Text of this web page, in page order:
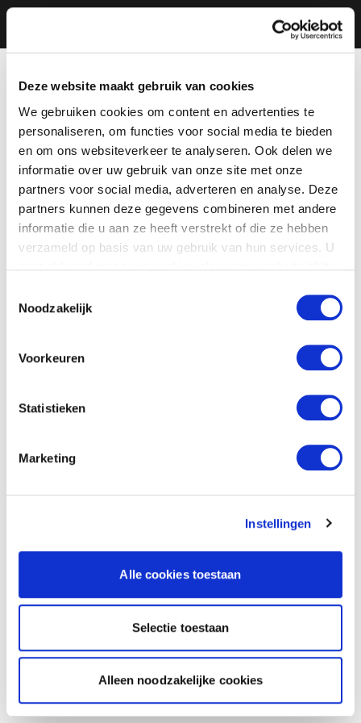
Deze website maakt gebruik van cookies
We gebruiken cookies om content en advertenties te
personaliseren, om functies voor social media te bieden
en om ons websiteverkeer te analyseren. Ook delen we
informatie over uw gebruik van onze site met onze
partners voor social media, adverteren en analyse. Deze
partners kunnen deze gegevens combineren met andere
informatie die u aan ze heeft verstrekt of die ze hebben
verzameld op basis van uw gebruik van hun services. U
Noodzakelijk
Voorkeuren
Statistieken
Marketing
Instellingen
Alle cookies toestaan
Selectie toestaan
Alleen noodzakelijke cookies